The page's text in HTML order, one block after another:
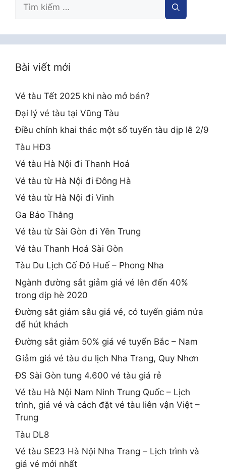
Bài viết mới
Vé tàu Tết 2025 khi nào mở bán?
Đại lý vé tàu tại Vũng Tàu
Điều chỉnh khai thác một số tuyến tàu dịp lễ 2/9
Tàu HĐ3
Vé tàu Hà Nội đi Thanh Hoá
Vé tàu từ Hà Nội đi Đông Hà
Vé tàu từ Hà Nội đi Vinh
Ga Bảo Thắng
Vé tàu từ Sài Gòn đi Yên Trung
Vé tàu Thanh Hoá Sài Gòn
Tàu Du Lịch Cố Đô Huế – Phong Nha
Ngành đường sắt giảm giá vé lên đến 40%
trong dịp hè 2020
Đường sắt giảm sâu giá vé, có tuyến giảm nửa
để hút khách
Đường sắt giảm 50% giá vé tuyến Bắc – Nam
Giảm giá vé tàu du lịch Nha Trang, Quy Nhơn
ĐS Sài Gòn tung 4.600 vé tàu giá rẻ
Vé tàu Hà Nội Nam Ninh Trung Quốc – Lịch
trình, giá vé và cách đặt vé tàu liên vận Việt –
Trung
Tàu DL8
Vé tàu SE23 Hà Nội Nha Trang – Lịch trình và
giá vé mới nhất